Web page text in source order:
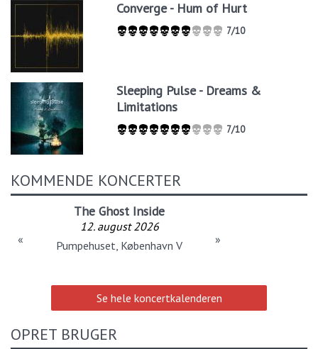
Converge - Hum of Hurt
7/10
Sleeping Pulse - Dreams &
Limitations
7/10
KOMMENDE KONCERTER
The Ghost Inside
12. august 2026
Pumpehuset, København V
« »
Se hele koncertkalenderen
OPRET BRUGER